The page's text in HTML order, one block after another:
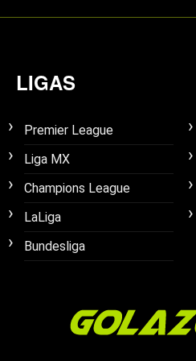
LIGAS
Premier League
Liga MX
Champions League
LaLiga
Bundesliga